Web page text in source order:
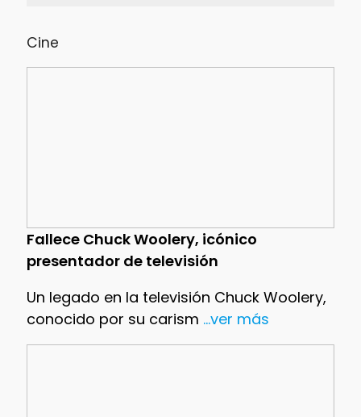
Cine
Fallece Chuck Woolery, icónico
presentador de televisión
Un legado en la televisión Chuck Woolery,
conocido por su carism ...ver más